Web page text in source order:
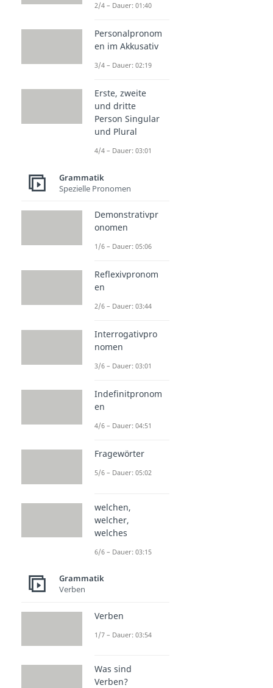
2/4 – Dauer: 01:40
Personalpronom
en im Akkusativ
3/4 – Dauer: 02:19
Erste, zweite
und dritte
Person Singular
und Plural
4/4 – Dauer: 03:01
Grammatik
Spezielle Pronomen
Demonstrativpr
onomen
1/6 – Dauer: 05:06
Reflexivpronom
en
2/6 – Dauer: 03:44
Interrogativpro
nomen
3/6 – Dauer: 03:01
Indefinitpronom
en
4/6 – Dauer: 04:51
Fragewörter
5/6 – Dauer: 05:02
welchen,
welcher,
welches
6/6 – Dauer: 03:15
Grammatik
Verben
Verben
1/7 – Dauer: 03:54
Was sind
Verben?